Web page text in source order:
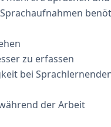
zu erfassen
bei
der Arbeit